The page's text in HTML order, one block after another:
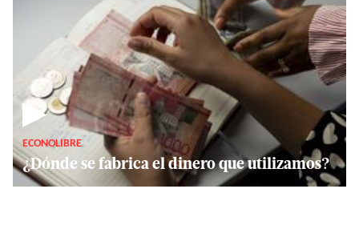
▶
ECONOLIBRE
¿Dónde se fabrica el dinero que utilizamos?